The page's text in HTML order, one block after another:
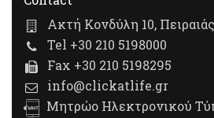
Ακτή Κονδύλη 10,
Tel +30 210 5198000
Fax +30 210 5198295
info@clickatlife.gr
Μητρώο Ηλεκτρονικού